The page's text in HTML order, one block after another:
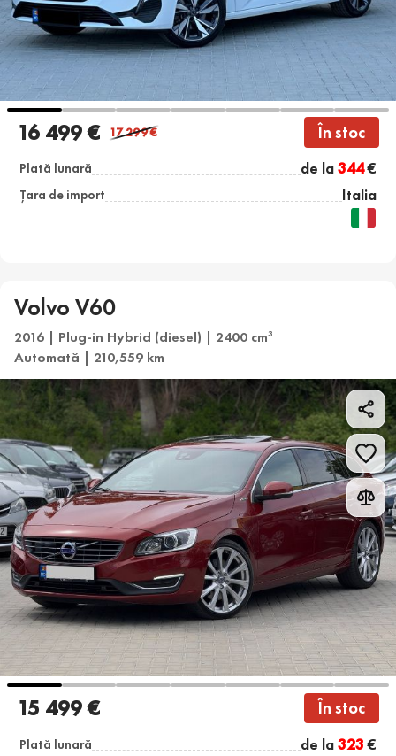
16 499 € 17 299€ În stoc
Plată lunară de la344€
Țara de import Italia
Volvo V60
2016 | Plug-in Hybrid (diesel) | 2400 cm3
Automată | 210,559 km
15 499 € În stoc
Plată lunară de la323€